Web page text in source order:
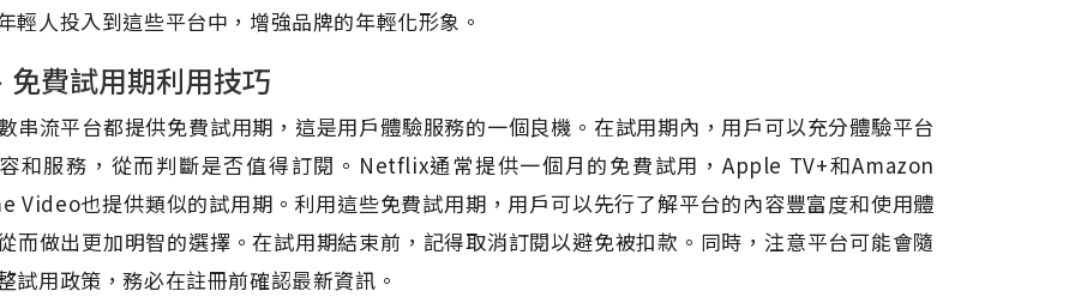
輕人投入到這些平台中，增強品牌的年輕化形象。
免費試用期利用技巧
串流平台都提供免費試用期，這是用戶體驗服務的一個良機。在試用期內，用戶可以充分體驗平台
和服務，從而判斷是否值得訂閱。Netflix通常提供一個月的免費試用，Apple TV+和Amazon
Video也提供類似的試用期。利用這些免費試用期，用戶可以先行了解平台的內容豐富度和使用體
而做出更加明智的選擇。在試用期結束前，記得取消訂閱以避免被扣款。同時，注意平台可能會隨
試用政策，務必在註冊前確認最新資訊。